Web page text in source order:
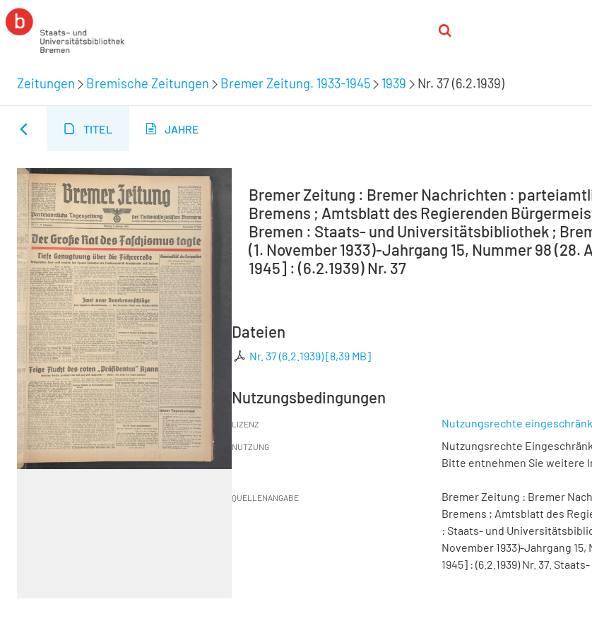
Zeitungen Bremische Zeitungen Bremer Zeitung. 1933-1945 1939 Nr. 37 (6.2.1939)
TITEL JAHRE
Bremer Zeitung : Bremer Nachrichten :
Bremens ; Amtsblatt des Regierenden
Bremen : Staats- und Universitätsbibliothek ;
(1. November 1933)-Jahrgang 15, Nummer 98
1945] : (6.2.1939) Nr. 37
Dateien
Nr. 37 (6.2.1939)[8,39 MB]
Nutzungsbedingungen
LIZENZ Nutzungsrechte
NUTZUNG
Nutzungsrechte
Bitte entnehmen Sie weitere
QUELLENANGABE
Bremer Zeitung : Bremer
Bremens ; Amtsblatt des
: Staats- und
November 1933)-Jahrgang
1945] : (6.2.1939) Nr. 37.